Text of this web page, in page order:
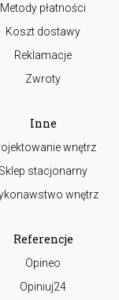
Metody płatności
Koszt dostawy
Reklamacje
Zwroty
Inne
wnętrz
Sklep stacjonarny
wnętrz
Referencje
Opineo
Opiniuj24